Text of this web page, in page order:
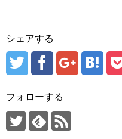
シェアする
フォローする